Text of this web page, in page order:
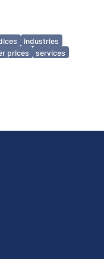
industries
prices
services